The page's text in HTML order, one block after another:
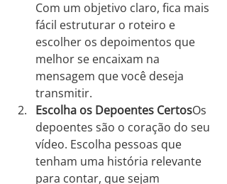
Com um objetivo claro, fica mais
fácil estruturar o roteiro e
escolher os depoimentos que
melhor se encaixam na
mensagem que você deseja
transmitir.
Escolha os Depoentes CertosOs
depoentes são o coração do seu
vídeo. Escolha pessoas que
tenham uma história relevante
para contar, que sejam